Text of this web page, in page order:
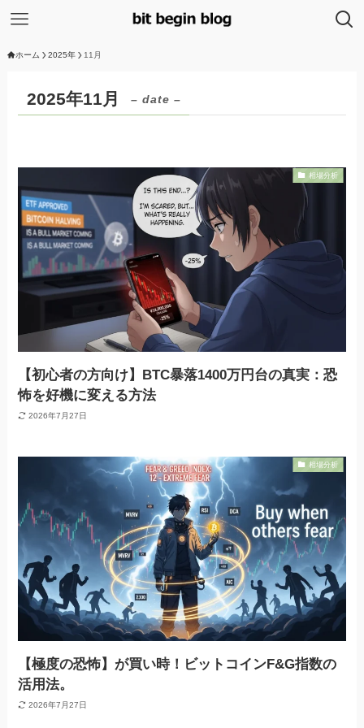
ホーム 2025年 11月
2025年11月 – date –
相場分析
【初心者の方向け】BTC暴落1400万円台の真実：恐
怖を好機に変える方法
2026年7月27日
相場分析
【極度の恐怖】が買い時！ビットコインF&G指数の
活用法。
2026年7月27日